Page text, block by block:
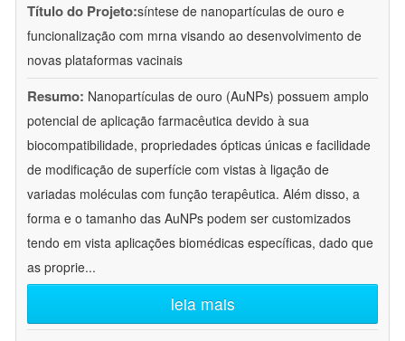
Título do Projeto:síntese de nanopartículas de ouro e
funcionalização com mrna visando ao desenvolvimento de
novas plataformas vacinais
Resumo: Nanopartículas de ouro (AuNPs) possuem amplo
potencial de aplicação farmacêutica devido à sua
biocompatibilidade, propriedades ópticas únicas e facilidade
de modificação de superfície com vistas à ligação de
variadas moléculas com função terapêutica. Além disso, a
forma e o tamanho das AuNPs podem ser customizados
tendo em vista aplicações biomédicas específicas, dado que
as proprie...
leia mais